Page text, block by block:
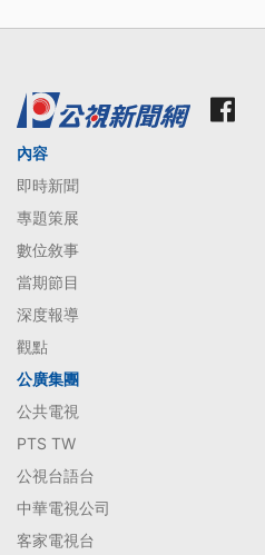
內容
即時新聞
專題策展
數位敘事
當期節目
深度報導
觀點
公廣集團
公共電視
PTS TW
公視台語台
中華電視公司
客家電視台